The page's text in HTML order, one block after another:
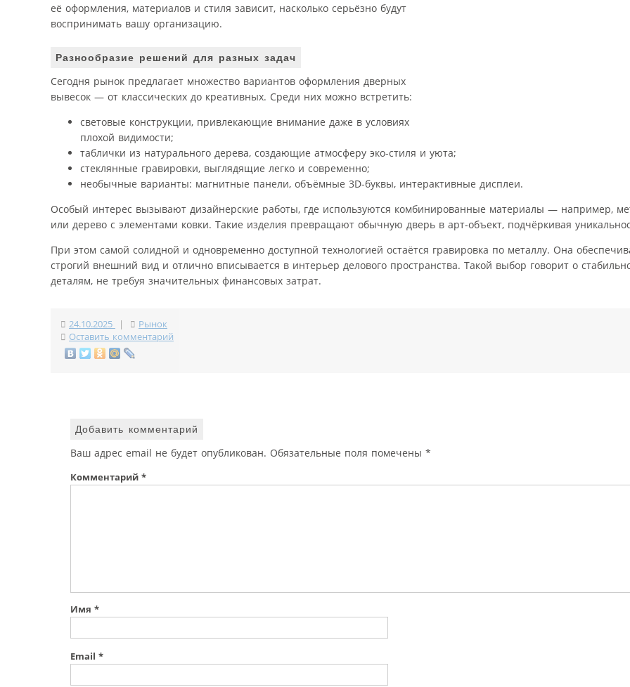
её оформления, материалов и стиля зависит, насколько серьёзно будут
воспринимать вашу организацию.
Разнообразие решений для разных задач
Сегодня рынок предлагает множество вариантов оформления дверных
вывесок — от классических до креативных. Среди них можно встретить:
световые конструкции, привлекающие внимание даже в условиях
плохой видимости;
таблички из натурального дерева, создающие атмосферу эко-стиля и уюта;
стеклянные гравировки, выглядящие легко и современно;
необычные варианты: магнитные панели, объёмные 3D-буквы, интерактивные дисплеи.
Особый интерес вызывают дизайнерские работы, где используются комбинированные материалы — например,
или дерево с элементами ковки. Такие изделия превращают обычную дверь в арт-объект, подчёркивая
При этом самой солидной и одновременно доступной технологией остаётся гравировка по металлу. Она
строгий внешний вид и отлично вписывается в интерьер делового пространства. Такой выбор говорит о
деталям, не требуя значительных финансовых затрат.
24.10.2025 |
Рынок
Оставить комментарий
Добавить комментарий
Ваш адрес email не будет опубликован. Обязательные поля помечены *
Комментарий *
Имя *
Email *